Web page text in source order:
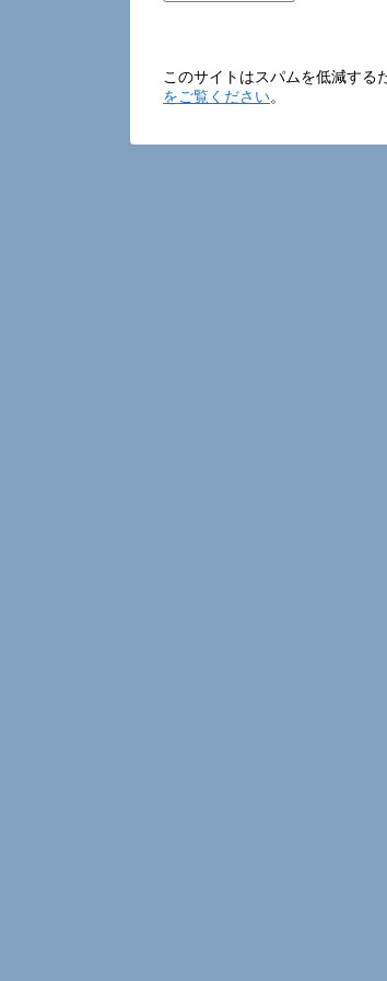
このサイトはスパムを低減する
をご覧ください。